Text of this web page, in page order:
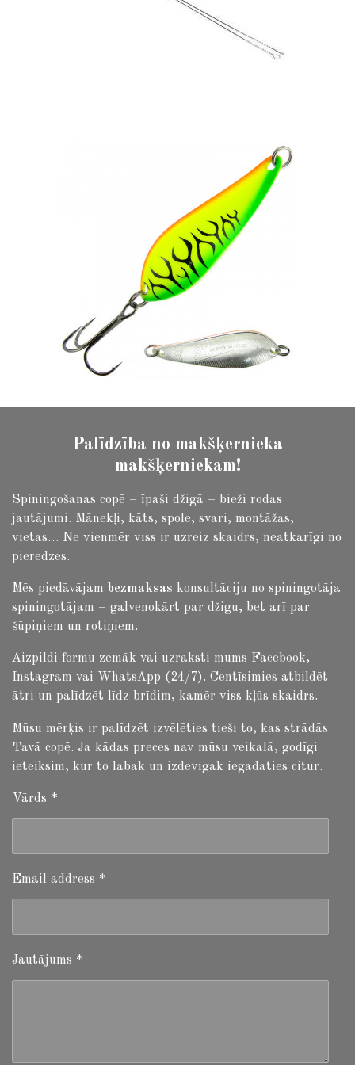
Palīdzība no makšķernieka
makšķerniekam!
Spiningošanas copē – īpaši džigā – bieži rodas
jautājumi. Mānekļi, kāts, spole, svari, montāžas,
vietas… Ne vienmēr viss ir uzreiz skaidrs, neatkarīgi no
pieredzes.
Mēs piedāvājam bezmaksas konsultāciju no spiningotāja
spiningotājam – galvenokārt par džigu, bet arī par
šūpiņiem un rotiņiem.
Aizpildi formu zemāk vai uzraksti mums Facebook,
Instagram vai WhatsApp (24/7). Centīsimies atbildēt
ātri un palīdzēt līdz brīdim, kamēr viss kļūs skaidrs.
Mūsu mērķis ir palīdzēt izvēlēties tieši to, kas strādās
Tavā copē. Ja kādas preces nav mūsu veikalā, godīgi
ieteiksim, kur to labāk un izdevīgāk iegādāties citur.
Vārds *
Email address *
Jautājums *